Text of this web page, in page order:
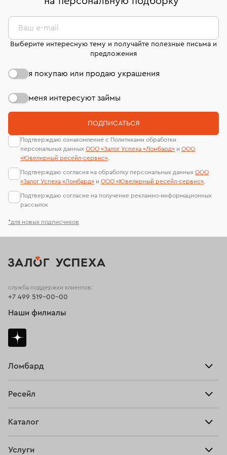
Система быстрых платежей (по QR-коду)
В кредит от Т-Банка (до 50 000 руб., на 3–6 мес.)
сертификаты МГУ и других геммологических
лабораторий
*для новых подписчиков
Ваш e-mail
Выберите интересную тему и получайте полезные письма и
предложения
я покупаю или продаю украшения
меня интересуют займы
ПОДПИСАТЬСЯ
Подтверждаю ознакомление с Политиками обработки
персональных данных ООО «Залог Успеха «Ломбард» и ООО
«Ювелирный ресейл-сервиc».
Подтверждаю согласия на обработку персональных данных ООО
«Залог Успеха «Ломбард» и ООО «Ювелирный ресейл-сервиc».
Подтверждаю согласие на получение рекламно-информационных
рассылок
Ломбард
Тарифы
Ресейл
Купить
Каталог
Услуги
служба поддержки клиентов:
+7 499 519-00-00
Наши филиалы